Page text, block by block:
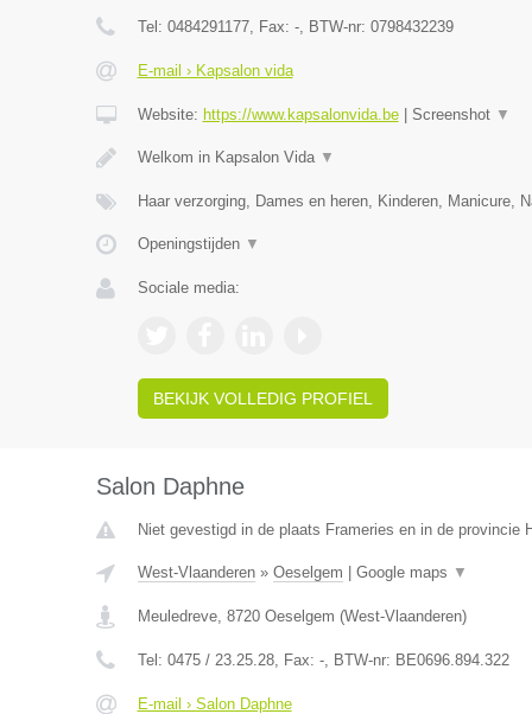
Tel: 0484291177, Fax: -, BTW-nr: 0798432239
E-mail › Kapsalon vida
Website: https://www.kapsalonvida.be| Screenshot ▼
Welkom in Kapsalon Vida ▼
Haar verzorging, Dames en heren, Kinderen, Manicure,
Openingstijden ▼
Sociale media:
BEKIJK VOLLEDIG PROFIEL
Salon Daphne
Niet gevestigd in de plaats Frameries en in de provincie
West-Vlaanderen» Oeselgem Google maps ▼
Meuledreve, 8720 Oeselgem (West-Vlaanderen)
Tel: 0475 / 23.25.28, Fax: -, BTW-nr: BE0696.894.322
E-mail › Salon Daphne